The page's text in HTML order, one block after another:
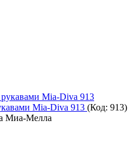
Mia-Diva 913 (Код: 913)
Миа-Мелла